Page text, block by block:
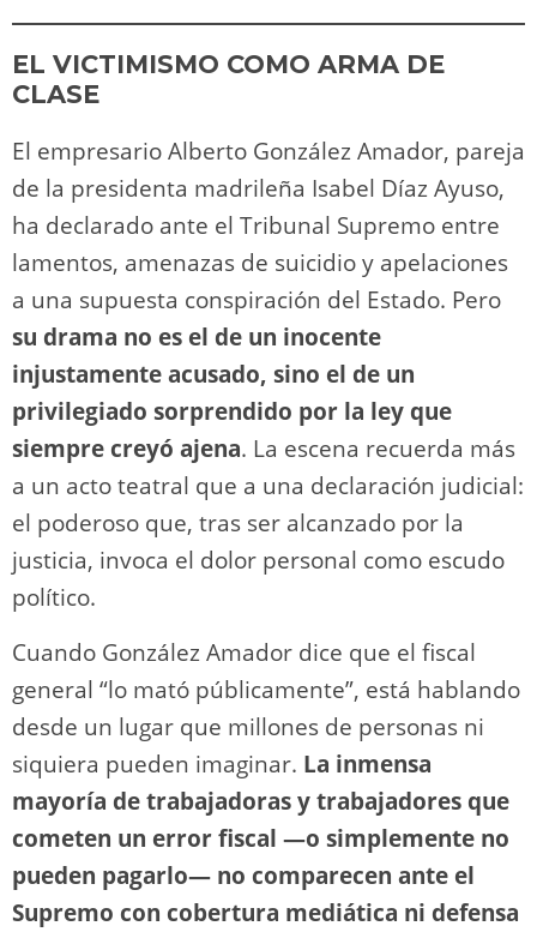
EL VICTIMISMO COMO ARMA DE
CLASE
El empresario Alberto González Amador, pareja
de la presidenta madrileña Isabel Díaz Ayuso,
ha declarado ante el Tribunal Supremo entre
lamentos, amenazas de suicidio y apelaciones
a una supuesta conspiración del Estado. Pero
su drama no es el de un inocente
injustamente acusado, sino el de un
privilegiado sorprendido por la ley que
siempre creyó ajena. La escena recuerda más
a un acto teatral que a una declaración judicial:
el poderoso que, tras ser alcanzado por la
justicia, invoca el dolor personal como escudo
político.
Cuando González Amador dice que el fiscal
general “lo mató públicamente”, está hablando
desde un lugar que millones de personas ni
siquiera pueden imaginar. La inmensa
mayoría de trabajadoras y trabajadores que
cometen un error fiscal —o simplemente no
pueden pagarlo— no comparecen ante el
Supremo con cobertura mediática ni defensa